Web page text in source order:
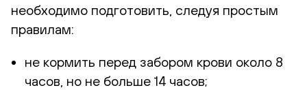
необходимо подготовить, следуя простым
правилам:
не кормить перед забором крови около 8
часов, но не больше 14 часов;